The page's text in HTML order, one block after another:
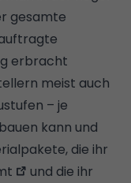
gesamte
erbracht
meist auch
– je
kann und
die ihr
und die ihr